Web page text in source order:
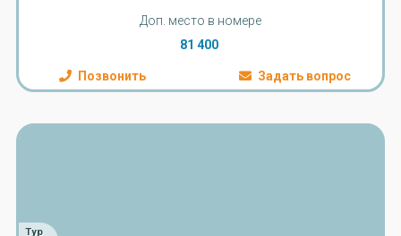
Доп. место в номере
81 400
Позвонить Задать вопрос
Тур